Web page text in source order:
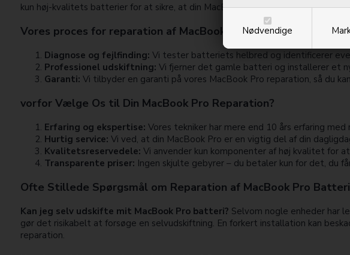
Nødvendige
kun høj-kvalitets batterier for at sikre, at din MacBook fungerer optimalt efter
Vores proces for reparation af MacBook Pro batteri inkluderer:
Diagnose og fejlfinding: Vi tester batteriets helbred og identificerer
Professionel udskiftning: Vi fjerner det gamle batteri og installerer et
Garanti: Vi tilbyder en garanti på vores MacBook Pro reparation, så du
vorfor Vælge Os til Din MacBook Pro Reparation?
Erfaring og ekspertise: Vores tekniker har mere end 10 års erfaring
Hurtig service: Vi ved, at din MacBook Pro er en vigtig del af din
Kvalitetsreservedele: Vi anvender kun komponenter af høj kvalitet for
Transparente priser: Ingen skjulte gebyrer – du betaler kun for det, du
Ofte Stillede Spørgsmål om Reparation af MacBook Pro Batteri
Kan jeg selv udskifte mit MacBook Pro batteri? Selvom nogle enheder har
gør det risikabelt at forsøge en selvudskiftning. En forkert installation kan
reparation.